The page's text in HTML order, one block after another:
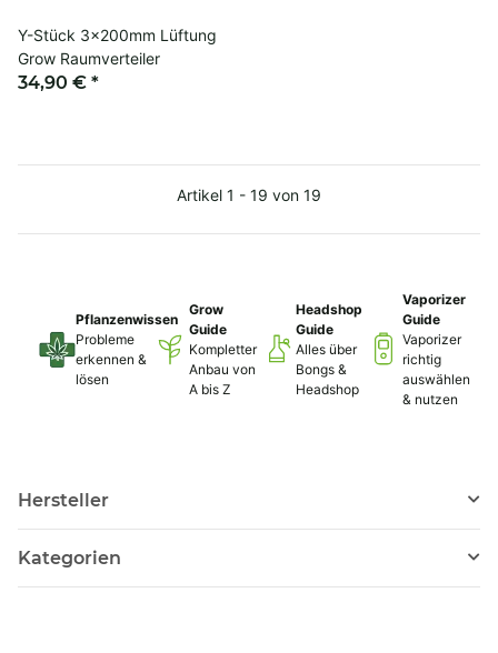
Y-Stück 3x200mm Lüftung
Grow Raumverteiler
34,90 € *
Artikel 1 - 19 von 19
Pflanzenwissen
Probleme
erkennen &
lösen
Grow
Guide
Kompletter
Anbau von
A bis Z
Headshop
Guide
Alles über
Bongs &
Headshop
Vaporizer
Guide
Vaporizer
richtig
auswählen
& nutzen
Hersteller
Kategorien